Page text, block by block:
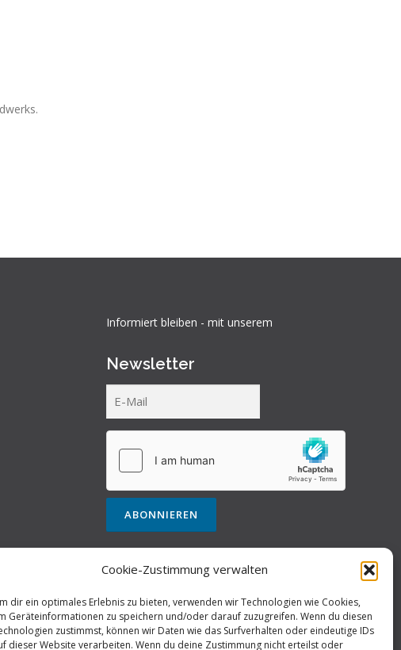
Cookie-Zustimmung verwalten
dir ein optimales Erlebnis zu bieten, verwenden wir Technologien wie Cookies,
Geräteinformationen zu speichern und/oder darauf zuzugreifen. Wenn du diesen
zustimmst, können wir Daten wie das Surfverhalten oder eindeutige IDs
dieser Website verarbeiten. Wenn du deine Zustimmung nicht erteilst oder
Informiert bleiben - mit unserem
Newsletter